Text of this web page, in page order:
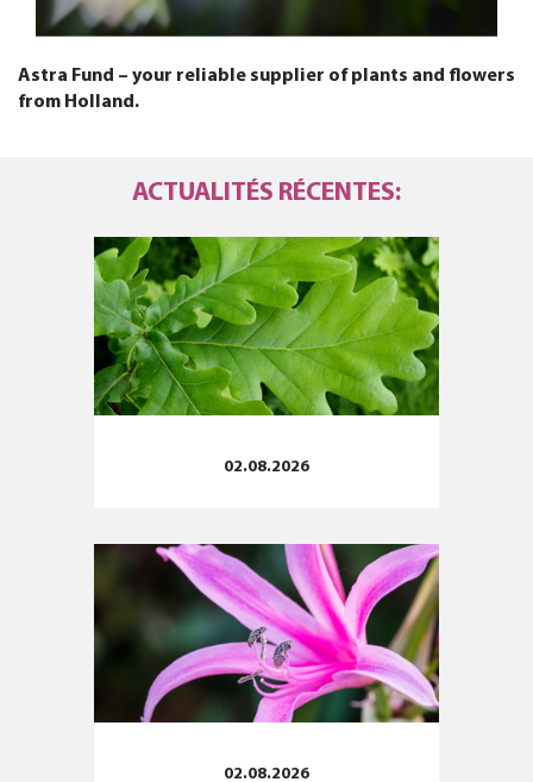
Astra Fund – your reliable supplier of plants and flowers
from Holland.
ACTUALITÉS RÉCENTES:
02.08.2026
02.08.2026